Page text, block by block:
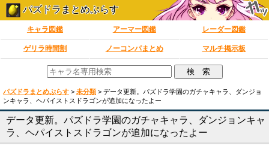
パズドラまとめぷらす
キャラ図鑑 アーマー図鑑 レーダー図鑑
ゲリラ時間割 ノーコンパまとめ マルチ掲示板
パズドラまとめぷらす > 未分類 > データ更新。パズドラ学園のガチャキャラ、ダンジョ
ンキャラ、ヘパイストスドラゴンが追加になったよー
データ更新。パズドラ学園のガチャキャラ、ダンジョンキャ
ラ、ヘパイストスドラゴンが追加になったよー